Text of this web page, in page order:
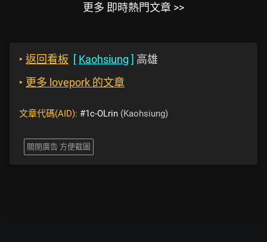
更多 即時熱門文章 >>
‣ 返回看板 [ Kaohsiung ] 高雄
‣ 更多 lovepork 的文章
文章代碼(AID): #1c-OLrin (Kaohsiung)
關閉廣告 方便截圖